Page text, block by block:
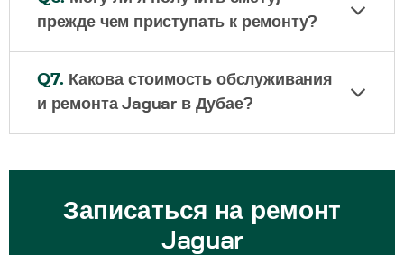
прежде чем приступать к ремонту?
Q7. Какова стоимость обслуживания
и ремонта Jaguar в Дубае?
Записаться на ремонт
Jaguar